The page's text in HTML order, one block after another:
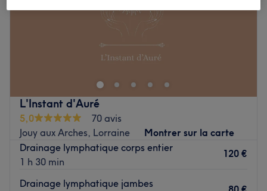
L'Instant d'Auré
5,0
70 avis
Jouy aux Arches, Lorraine
Montrer sur la carte
Drainage lymphatique corps entier
1 h 30 min
120 €
Drainage lymphatique jambes